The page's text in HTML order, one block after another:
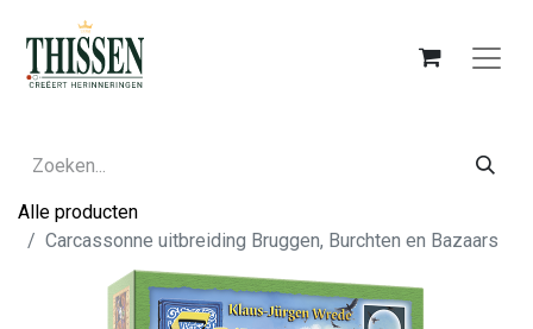
Alle producten
Carcassonne uitbreiding Bruggen, Burchten en Bazaars